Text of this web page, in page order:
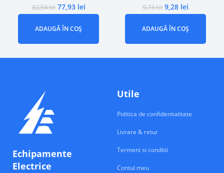
82,54lei 77,93 lei
ADAUGĂ ÎN COȘ
9,73lei 9,28 lei
ADAUGĂ ÎN COȘ
Echipamente
Electrice
Utile
Politica de confidentialitate
Livrare & retur
Termeni si conditii
Contul meu